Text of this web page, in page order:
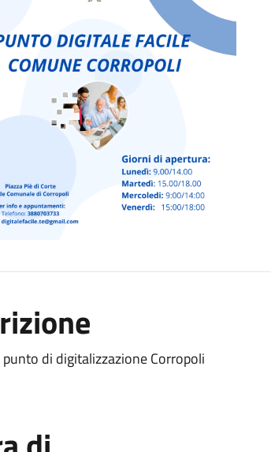
di digitalizzazione Corropoli